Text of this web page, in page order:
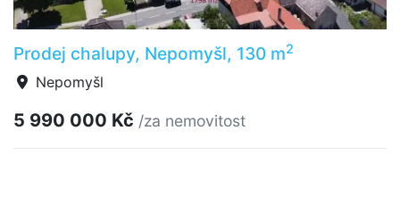
Prodej chalupy, Nepomyšl, 130 m2
Nepomyšl
5 990 000 Kč /za nemovitost